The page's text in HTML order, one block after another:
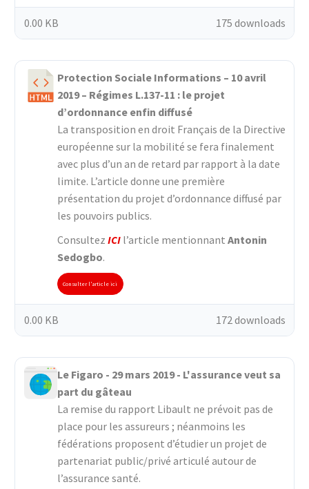
175 downloads
0.00 KB
Protection Sociale Informations – 10 avril
2019 – Régimes L.137-11 : le projet
d’ordonnance enfin diffusé
La transposition en droit Français de la Directive
européenne sur la mobilité se fera finalement
avec plus d’un an de retard par rapport à la date
limite. L’article donne une première
présentation du projet d’ordonnance diffusé par
les pouvoirs publics.
Consultez ICIl’article mentionnant Antonin
Sedogbo.
Consulter l'article ici
172 downloads
0.00 KB
Le Figaro - 29 mars 2019 - L'assurance veut sa
part du gâteau
La remise du rapport Libault ne prévoit pas de
place pour les assureurs ; néanmoins les
fédérations proposent d’étudier un projet de
partenariat public/privé articulé autour de
l’assurance santé.